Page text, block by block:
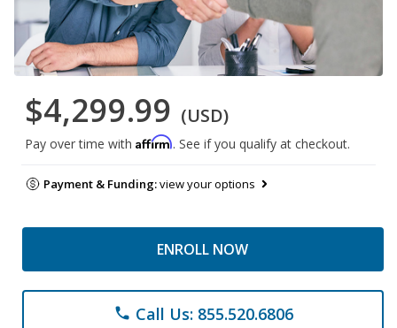
$4,299.99 (USD)
Pay over time with Affirm. See if you qualify at checkout.
Payment & Funding:view your options
ENROLL NOW
phone Call Us: 855.520.6806